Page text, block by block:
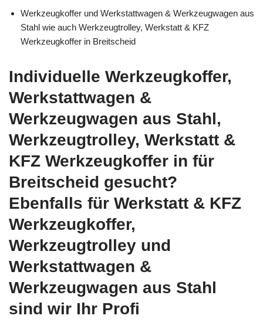
Werkzeugkoffer und Werkstattwagen & Werkzeugwagen aus
Stahl wie auch Werkzeugtrolley, Werkstatt & KFZ
Werkzeugkoffer in Breitscheid
Individuelle Werkzeugkoffer,
Werkstattwagen &
Werkzeugwagen aus Stahl,
Werkzeugtrolley, Werkstatt &
KFZ Werkzeugkoffer in für
Breitscheid gesucht?
Ebenfalls für Werkstatt & KFZ
Werkzeugkoffer,
Werkzeugtrolley und
Werkstattwagen &
Werkzeugwagen aus Stahl
sind wir Ihr Profi